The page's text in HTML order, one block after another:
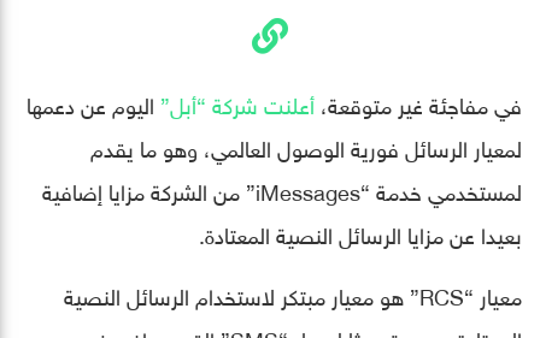
في مفاجئة غير متوقعة،أعلنت شركة “أبل” اليوم عن دعمها
لمعيار الرسائل فورية الوصول العالمي، وهو ما يقدم
لمستخدمي خدمة “iMessages” من الشركة مزايا إضافية
بعيدا عن مزايا الرسائل النصية المعتادة.
معيار “RCS” هو معيار مبتكر لاستخدام الرسائل النصية